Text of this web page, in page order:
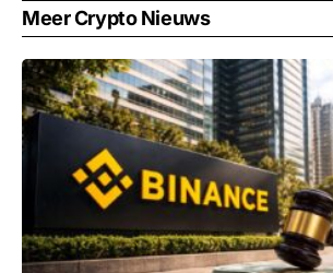
Meer Crypto Nieuws